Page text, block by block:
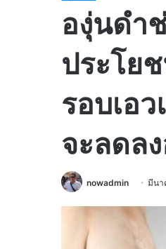
องุ่นดำ
ประโย
รอบเอ
จะลดล
nowadmin มีนา